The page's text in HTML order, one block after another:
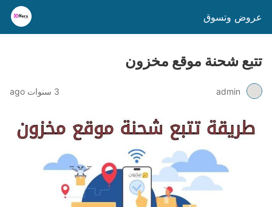
عروض وتسوق
تتبع شحنة موقع مخزون
admin 3 سنوات ago